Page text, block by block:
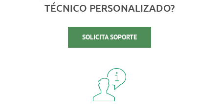
TÉCNICO PERSONALIZADO?
SOLICITA SOPORTE